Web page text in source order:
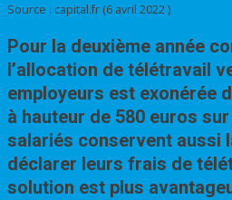
Source : capital.fr (6 avril 2022 )
Pour la deuxième année
l’allocation de télétravail
employeurs est exonérée
à hauteur de 580 euros sur
salariés conservent aussi
déclarer leurs frais de
solution est plus